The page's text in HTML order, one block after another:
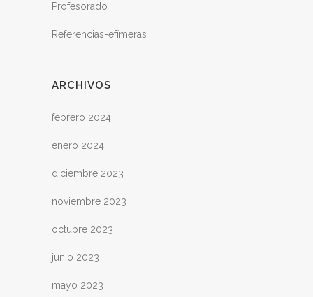
Profesorado
Referencias-efímeras
ARCHIVOS
febrero 2024
enero 2024
diciembre 2023
noviembre 2023
octubre 2023
junio 2023
mayo 2023